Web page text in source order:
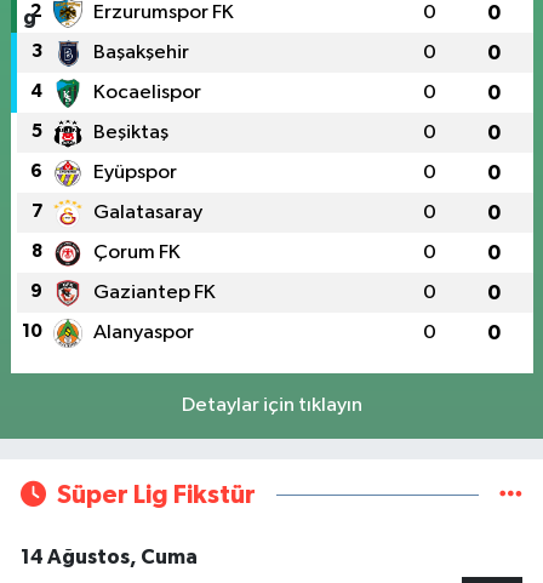
2 Erzurumspor FK 0 0
3 Başakşehir 0 0
4 Kocaelispor 0 0
5 Beşiktaş 0 0
6 Eyüpspor 0 0
7 Galatasaray 0 0
8 Çorum FK 0 0
9 Gaziantep FK 0 0
10 Alanyaspor 0 0
Detaylar için tıklayın
Süper Lig Fikstür
14 Ağustos, Cuma